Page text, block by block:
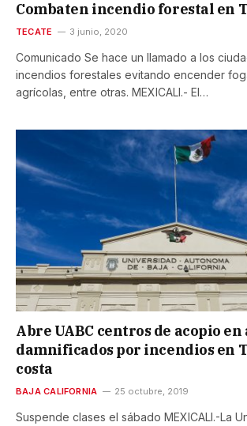
Combaten incendio forestal en
TECATE 3 junio, 2020
Comunicado Se hace un llamado a los
incendios forestales evitando encender
agrícolas, entre otras. MEXICALI.- El…
Abre UABC centros de acopio en
damnificados por incendios en
costa
BAJA CALIFORNIA 25 octubre, 2019
Suspende clases el sábado MEXICALI.-La